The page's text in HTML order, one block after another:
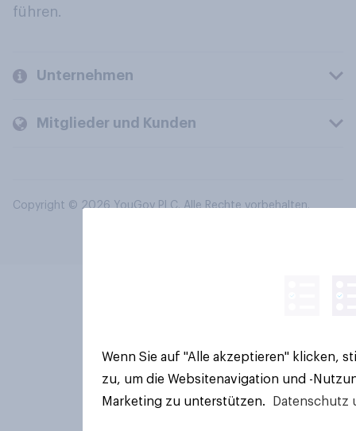
führen.
Unternehmen
Mitglieder und Kunden
Copyright © 2026 YouGov PLC. Alle Rechte vorbehalten.
Wenn Sie auf "Alle akzeptieren" klicken,
zu, um die Websitenavigation und -
Marketing zu unterstützen.
Datenschutz